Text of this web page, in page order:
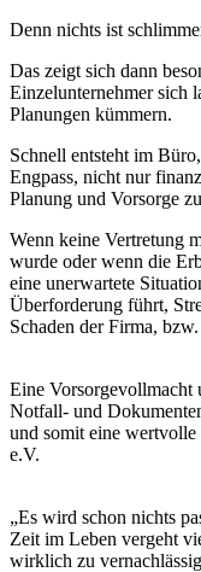
Denn nichts ist
Das zeigt sich dann
Einzelunternehmer sich
Planungen kümmern.
Schnell entsteht im
Engpass, nicht nur
Planung und Vorsorge
Wenn keine Vertretung
wurde oder wenn die
eine unerwartete
Überforderung führt,
Schaden der Firma,
Eine Vorsorgevollmacht
Notfall- und
und somit eine
e.V.
„Es wird schon nichts
Zeit im Leben vergeht
wirklich zu